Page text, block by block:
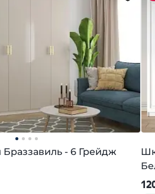
- 6 Грейдж